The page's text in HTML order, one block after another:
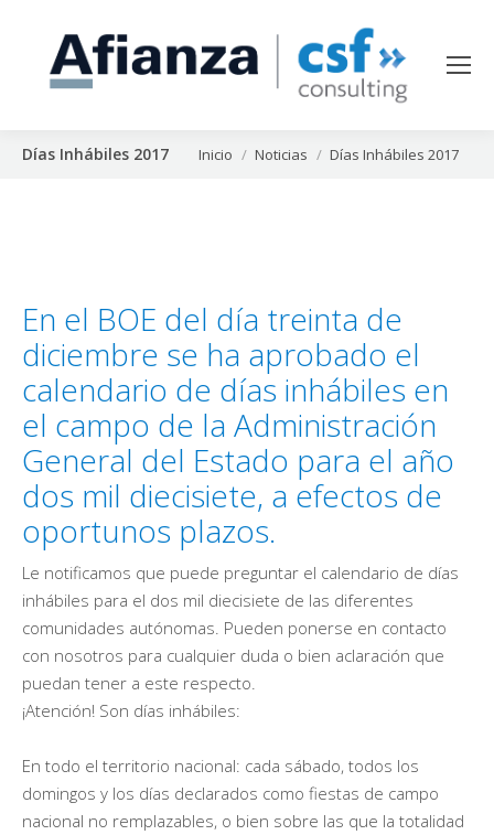
Días Inhábiles 2017 Estás aquí:
Inicio Noticias Días Inhábiles 2017
En el BOE del día treinta de
diciembre se ha aprobado el
calendario de días inhábiles en
el campo de la Administración
General del Estado para el año
dos mil diecisiete, a efectos de
oportunos plazos.
Le notificamos que puede preguntar el calendario de días
inhábiles para el dos mil diecisiete de las diferentes
comunidades autónomas. Pueden ponerse en contacto
con nosotros para cualquier duda o bien aclaración que
puedan tener a este respecto.
¡Atención! Son días inhábiles:
En todo el territorio nacional: cada sábado, todos los
domingos y los días declarados como fiestas de campo
nacional no remplazables, o bien sobre las que la totalidad